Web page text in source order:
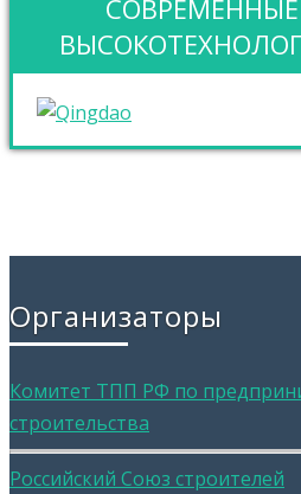
Организаторы
Комитет ТПП РФ по
строительства
Российский Союз строителей